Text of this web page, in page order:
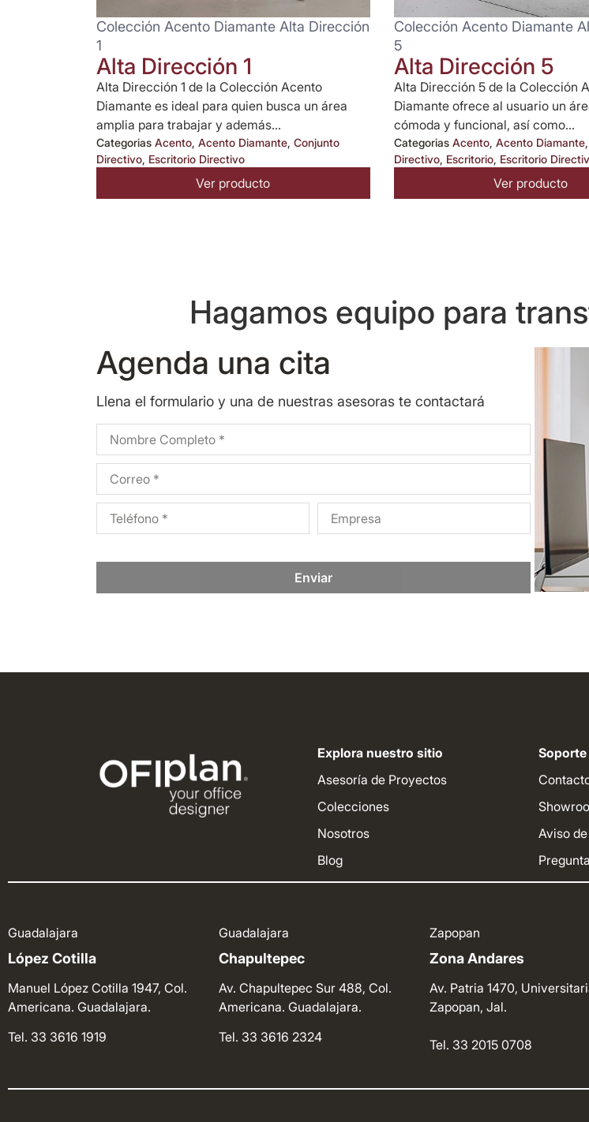
Colección Acento Diamante Alta Dirección
1
Alta Dirección 1
Alta Dirección 1 de la Colección Acento
Diamante es ideal para quien busca un área
amplia para trabajar y además...
Categorias Acento, Acento Diamante, Conjunto
Directivo, Escritorio Directivo
Ver producto
Colección Acento Diamante
5
Alta Dirección 5
Alta Dirección 5 de la Colección
Diamante ofrece al usuario un
cómoda y funcional, así como...
Categorias Acento, Acento Diamante,
Directivo, Escritorio, Escritorio
Ver producto
Hagamos equipo para
Agenda una cita
Llena el formulario y una de nuestras asesoras te contactará
Enviar
Explora nuestro sitio
Asesoría de Proyectos
Colecciones
Nosotros
Blog
Soporte
Aviso
Guadalajara
López Cotilla
Manuel López Cotilla 1947, Col.
Americana. Guadalajara.
Tel. 33 3616 1919
Guadalajara
Chapultepec
Av. Chapultepec Sur 488, Col.
Americana. Guadalajara.
Tel. 33 3616 2324
Zapopan
Zona Andares
Av. Patria 1470,
Zapopan, Jal.
Tel. 33 2015 0708